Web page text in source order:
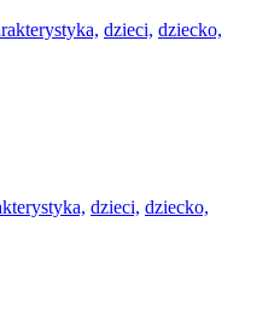
dzieci, dziecko,
dzieci, dziecko,